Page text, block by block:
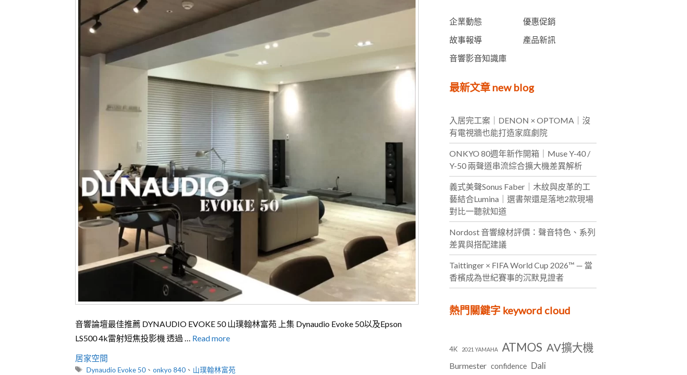
音響論壇最佳推薦 DYNAUDIO EVOKE 50 山璞翰林富苑 上集 Dynaudio Evoke 50以及Epson
LS500 4k雷射短焦投影機 透過 … Read more
分
類
居家空間
標
Dynaudio Evoke 50、 onkyo 840、 山璞翰林富苑
企業動態
優惠促銷
故事報導
產品新訊
音響影音知識庫
最新文章 new blog
入居完工案｜DENON × OPTOMA｜沒
有電視牆也能打造家庭劇院
ONKYO 80週年新作開箱｜Muse Y-40 /
Y-50 兩聲道串流綜合擴大機差異解析
義式美聲Sonus Faber｜木紋與皮革的工
藝結合Lumina｜選書架還是落地2款現場
對比一聽就知道
Nordost 音響線材評價：聲音特色、系列
差異與搭配建議
Taittinger × FIFA World Cup 2026™ — 當
香檳成為世紀賽事的沉默見證者
熱門關鍵字 keyword cloud
4K 2021 YAMAHA ATMOS AV擴大機
Burmester confidence Dali